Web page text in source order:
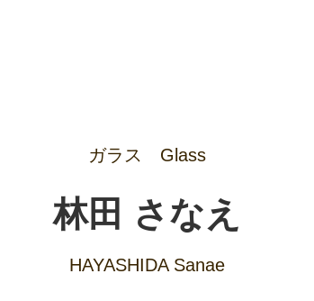
ガラス Glass
林田 さなえ
HAYASHIDA Sanae